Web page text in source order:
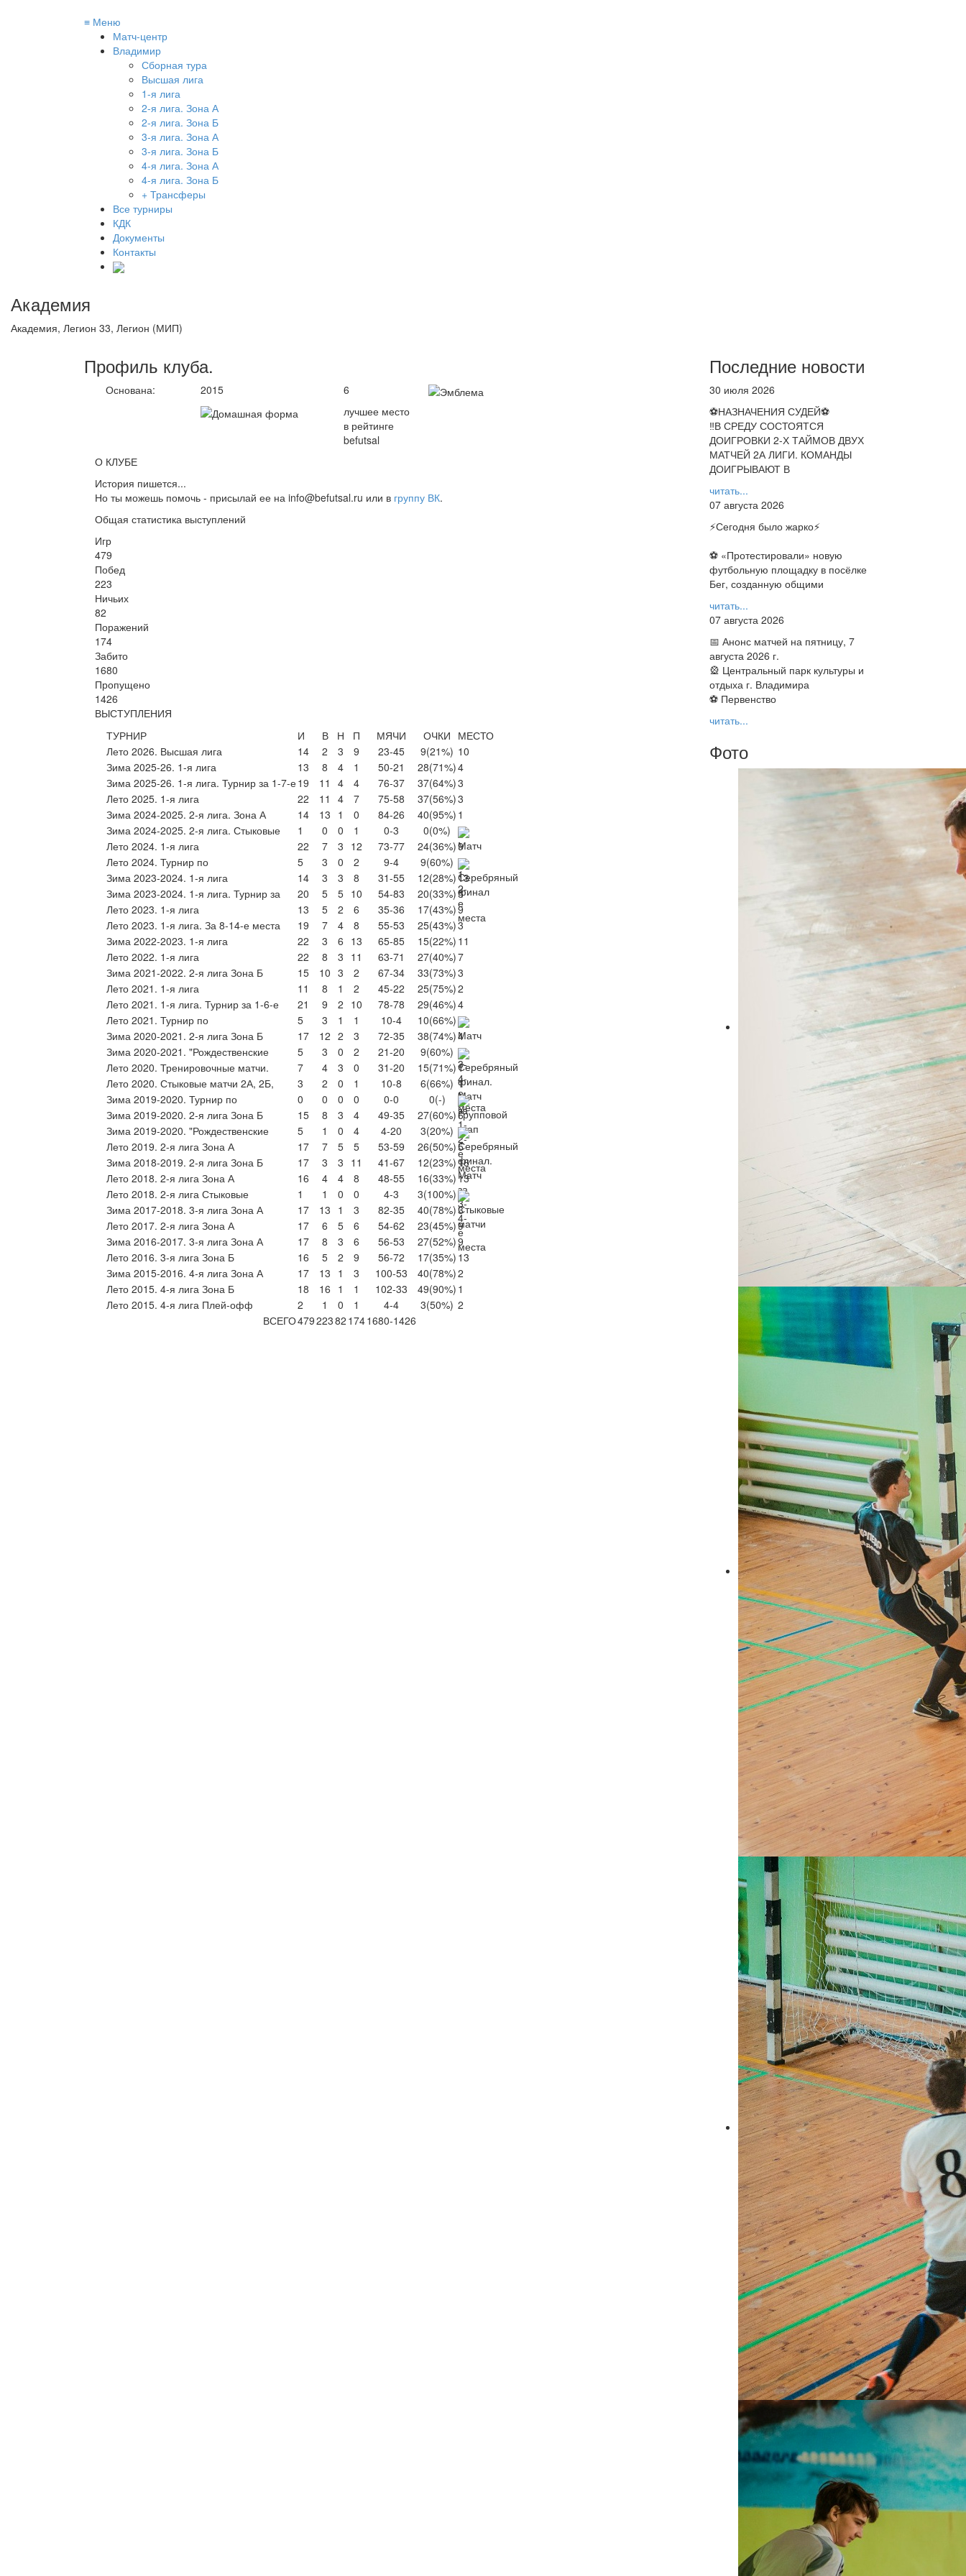
≡ Меню
Матч-центр
Владимир
Сборная тура
Высшая лига
1-я лига
2-я лига. Зона А
2-я лига. Зона Б
3-я лига. Зона А
3-я лига. Зона Б
4-я лига. Зона А
4-я лига. Зона Б
+ Трансферы
Все турниры
КДК
Документы
Контакты
Академия
Академия, Легион 33, Легион (МИП)
Профиль клуба.
Основана: 2015
6
лучшее место
в рейтинге
befutsal
О КЛУБЕ
История пишется...
Но ты можешь помочь - присылай ее на info@befutsal.ru или в группу ВК.
Общая статистика выступлений
Игр
479
Побед
223
Ничьих
82
Поражений
174
Забито
1680
Пропущено
1426
ВЫСТУПЛЕНИЯ
ТУРНИР
И В Н П МЯЧИ ОЧКИ МЕСТО
Лето 2026. Высшая лига
14 2 3 9 23-45 9(21%) 10
Зима 2025-26. 1-я лига
13 8 4 1 50-21 28(71%)4
Зима 2025-26. 1-я лига. Турнир за 1-7-е19 11 4 4 76-37 37(64%)3
Лето 2025. 1-я лига
22 11 4 7 75-58 37(56%)3
Зима 2024-2025. 2-я лига. Зона А
14 13 1 0 84-26 40(95%) 1
Зима 2024-2025. 2-я лига. Стыковые
1 0 0 1 0-3 0(0%)
Лето 2024. 1-я лига
22 7 3 12 73-77 24(36%)9
Лето 2024. Турнир по
5 3 0 2 9-4 9(60%)
Зима 2023-2024. 1-я лига
14 3 3 8 31-55 12(28%)13
Зима 2023-2024. 1-я лига. Турнир за
20 5 5 10 54-83 20(33%)5
Лето 2023. 1-я лига
13 5 2 6 35-36 17(43%)9
Лето 2023. 1-я лига. За 8-14-е места
19 7 4 8 55-53 25(43%)3
Зима 2022-2023. 1-я лига
22 3 6 13 65-85 15(22%) 11
Лето 2022. 1-я лига
22 8 3 11 63-71 27(40%)7
Зима 2021-2022. 2-я лига Зона Б
15 10 3 2 67-34 33(73%)3
Лето 2021. 1-я лига
11 8 1 2 45-22 25(75%)2
Лето 2021. 1-я лига. Турнир за 1-6-е
21 9 2 10 78-78 29(46%)4
Лето 2021. Турнир по
5 3 1 1 10-4 10(66%)
Зима 2020-2021. 2-я лига Зона Б
17 12 2 3 72-35 38(74%)4
Зима 2020-2021. "Рождественские
5 3 0 2 21-20 9(60%)
Лето 2020. Тренировочные матчи.
7 4 3 0 31-20 15(71%)1
Лето 2020. Стыковые матчи 2А, 2Б,
3 2 0 1 10-8 6(66%) 1
Зима 2019-2020. Турнир по
0 0 0 0 0-0 0(-)
Зима 2019-2020. 2-я лига Зона Б
15 8 3 4 49-35 27(60%)6
Зима 2019-2020. "Рождественские
5 1 0 4 4-20 3(20%)
Лето 2019. 2-я лига Зона А
17 7 5 5 53-59 26(50%)5
Зима 2018-2019. 2-я лига Зона Б
17 3 3 11 41-67 12(23%)16
Лето 2018. 2-я лига Зона А
16 4 4 8 48-55 16(33%) 13
Лето 2018. 2-я лига Стыковые
1 1 0 0 4-3 3(100%)
Зима 2017-2018. 3-я лига Зона А
17 13 1 3 82-35 40(78%)3
Лето 2017. 2-я лига Зона А
17 6 5 6 54-62 23(45%)9
Зима 2016-2017. 3-я лига Зона А
17 8 3 6 56-53 27(52%)9
Лето 2016. 3-я лига Зона Б
16 5 2 9 56-72 17(35%) 13
Зима 2015-2016. 4-я лига Зона А
17 13 1 3 100-53 40(78%)2
Лето 2015. 4-я лига Зона Б
18 16 1 1 102-33 49(90%) 1
Лето 2015. 4-я лига Плей-офф
2 1 0 1 4-4 3(50%) 2
ВСЕГО47922382 1741680-1426
Последние новости
30 июля 2026
⚽НАЗНАЧЕНИЯ СУДЕЙ⚽
‼В СРЕДУ СОСТОЯТСЯ
ДОИГРОВКИ 2-Х ТАЙМОВ ДВУХ
МАТЧЕЙ 2А ЛИГИ. КОМАНДЫ
ДОИГРЫВАЮТ В
читать...
07 августа 2026
⚡️Сегодня было жарко⚡️
⚽ ️«Протестировали» новую
футбольную площадку в посёлке
Бег, созданную общими
читать...
07 августа 2026
📅 Анонс матчей на пятницу, 7
августа 2026 г.
🎡 Центральный парк культуры и
отдыха г. Владимира
⚽ Первенство
читать...
Фото